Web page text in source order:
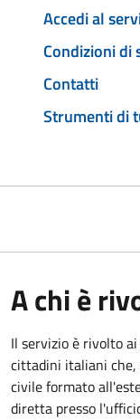
Accedi al
Condizioni di
Contatti
Strumenti di
A chi è
Il servizio è rivolto
cittadini italiani che,
civile formato
diretta presso